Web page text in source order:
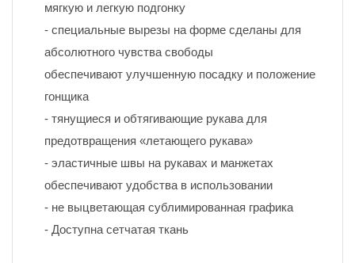
мягкую и легкую подгонку
- специальные вырезы на форме сделаны для
абсолютного чувства свободы
обеспечивают улучшенную посадку и положение
гонщика
- тянущиеся и обтягивающие рукава для
предотвращения «летающего рукава»
- эластичные швы на рукавах и манжетах
обеспечивают удобства в использовании
- не выцветающая сублимированная графика
- Доступна сетчатая ткань